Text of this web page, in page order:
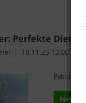
Perfekte
10.11.23 13:00
Mehr